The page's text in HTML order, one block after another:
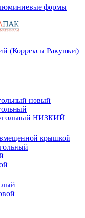
формы
(Коррексы Ракушки)
новый
НИЗКИЙ
крышкой